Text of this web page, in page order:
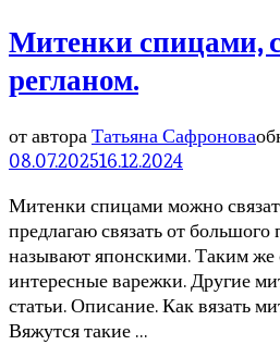
Митенки спицами,
регланом.
от автораТатьяна Сафронова
08.07.202516.12.2024
Митенки спицами можно
предлагаю связать от
называют японскими. Таким же
интересные варежки. Другие
статьи. Описание. Как вязать
Вяжутся такие …